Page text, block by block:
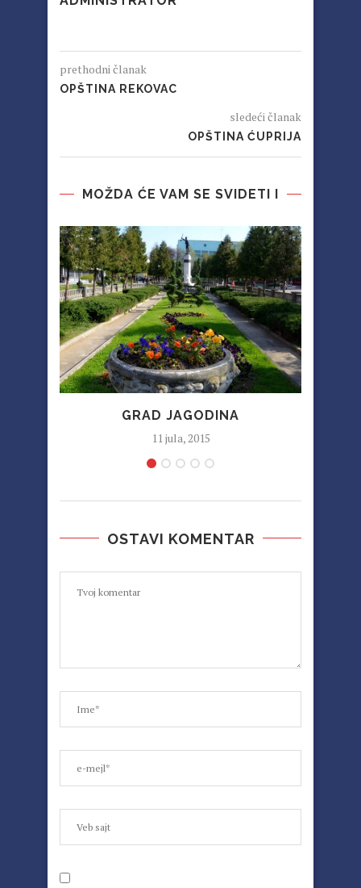
prethodni članak
OPŠTINA REKOVAC
sledeći članak
OPŠTINA ĆUPRIJA
MOŽDA ĆE VAM SE SVIDETI I
GRAD JAGODINA
11 jula, 2015
OSTAVI KOMENTAR